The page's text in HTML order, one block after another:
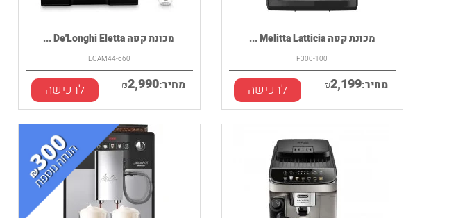
מכונת קפה De'Longhi Eletta ...
ECAM44-660
מחיר: ₪2,990 לרכישה
מכונת קפה Melitta Latticia ...
F300-100
מחיר: ₪2,199 לרכישה